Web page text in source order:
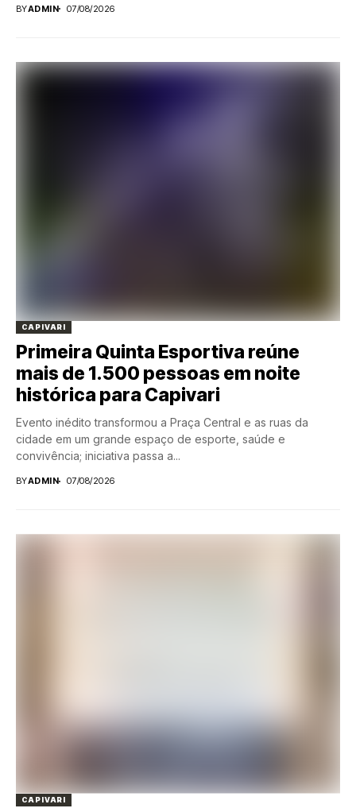
BYADMIN 07/08/2026
CAPIVARI
Primeira Quinta Esportiva reúne
mais de 1.500 pessoas em noite
histórica para Capivari
Evento inédito transformou a Praça Central e as ruas da
cidade em um grande espaço de esporte, saúde e
convivência; iniciativa passa a...
BYADMIN 07/08/2026
CAPIVARI